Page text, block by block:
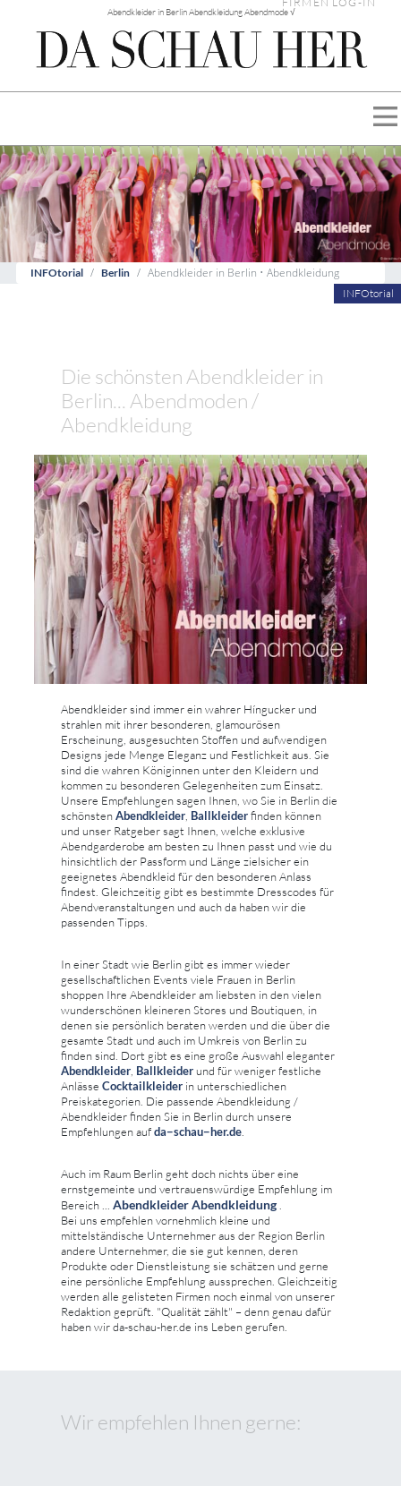
Abendkleider in Berlin Abendkleidung Abendmode √
INFOtorial Berlin
Abendkleider in Berlin • Abendkleidung
INFOtorial
Die schönsten Abendkleider in
Berlin... Abendmoden /
Abendkleidung
Abendkleider sind immer ein wahrer Híngucker und
strahlen mit ihrer besonderen, glamourösen
Erscheinung, ausgesuchten Stoffen und aufwendigen
Designs jede Menge Eleganz und Festlichkeit aus. Sie
sind die wahren Königinnen unter den Kleidern und
kommen zu besonderen Gelegenheiten zum Einsatz.
Unsere Empfehlungen sagen Ihnen, wo Sie in Berlin die
schönstenAbendkleider Ballkleiderfinden können
und unser Ratgeber sagt Ihnen, welche exklusive
Abendgarderobe am besten zu Ihnen passt und wie du
hinsichtlich der Passform und Länge zielsicher ein
geeignetes Abendkleid für den besonderen Anlass
findest. Gleichzeitig gibt es bestimmte Dresscodes für
Abendveranstaltungen und auch da haben wir die
passenden Tipps.
In einer Stadt wie Berlin gibt es immer wieder
gesellschaftlichen Events viele Frauen in Berlin
shoppen Ihre Abendkleider am liebsten in den vielen
wunderschönen kleineren Stores und Boutiquen, in
denen sie persönlich beraten werden und die über die
gesamte Stadt und auch im Umkreis von Berlin zu
finden sind. Dort gibt es eine große Auswahl eleganter
Abendkleider Ballkleiderund für weniger festliche
Anlässe Cocktailkleider in unterschiedlichen
Preiskategorien. Die passende Abendkleidung /
Abendkleider finden Sie in Berlin durch unsere
Empfehlungen aufda−schau−her.de
Auch im Raum Berlin geht doch nichts über eine
ernstgemeinte und vertrauenswürdige Empfehlung im
Bereich ... Abendkleider Abendkleidung
Bei uns empfehlen vornehmlich kleine und
mittelständische Unternehmer aus der Region Berlin
andere Unternehmer, die sie gut kennen, deren
Produkte oder Dienstleistung sie schätzen und gerne
eine persönliche Empfehlung aussprechen. Gleichzeitig
werden alle gelisteten Firmen noch einmal von unserer
Redaktion geprüft. "Qualität zählt" – denn genau dafür
haben wir da-schau-her.de ins Leben gerufen.
Wir empfehlen Ihnen gerne: